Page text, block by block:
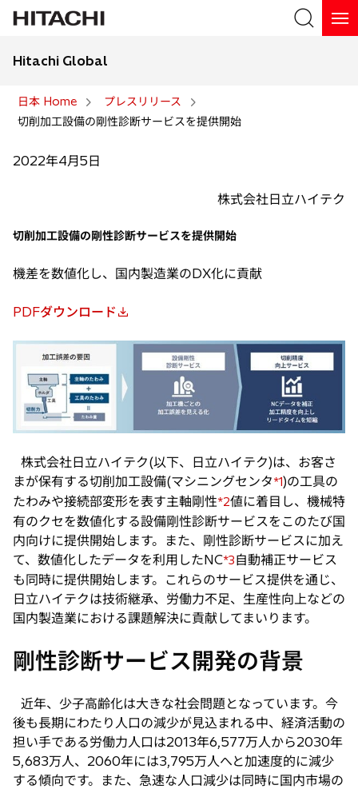
Hitachi Global
日本 Home
プレスリリース
切削加工設備の剛性診断サービスを提供開始
2022年4月5日
株式会社日立ハイテク
切削加工設備の剛性診断サービスを提供開始
機差を数値化し、国内製造業のDX化に貢献
PDFダウンロード
新
し
開
く株式会社日立ハイテク(以下、日立ハイテク)は、お客さ
まが保有する切削加工設備(マシニングセンタ*1)の工具の
たわみや接続部変形を表す主軸剛性*2値に着目し、機械特
有のクセを数値化する設備剛性診断サービスをこのたび国
内向けに提供開始します。また、剛性診断サービスに加え
て、数値化したデータを利用したNC*3自動補正サービス
も同時に提供開始します。これらのサービス提供を通じ、
日立ハイテクは技術継承、労働力不足、生産性向上などの
国内製造業における課題解決に貢献してまいります。
剛性診断サービス開発の背景
近年、少子高齢化は大きな社会問題となっています。今
後も長期にわたり人口の減少が見込まれる中、経済活動の
担い手である労働力人口は2013年6,577万人から2030年
5,683万人、2060年には3,795万人へと加速度的に減少
する傾向です。また、急速な人口減少は同時に国内市場の